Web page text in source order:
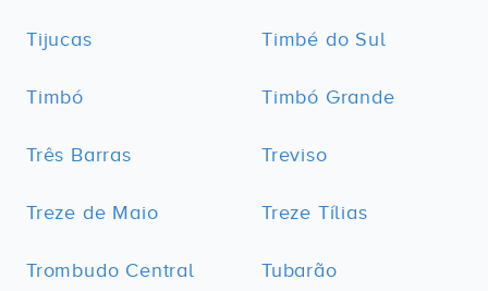
Tijucas Timbé do Sul
Timbó Timbó Grande
Três Barras Treviso
Treze de Maio Treze Tílias
Trombudo Central Tubarão